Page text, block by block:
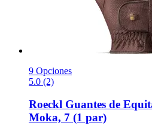
9 Opciones
5.0 (2)
Roeckl Guantes de
Moka, 7 (1 par)